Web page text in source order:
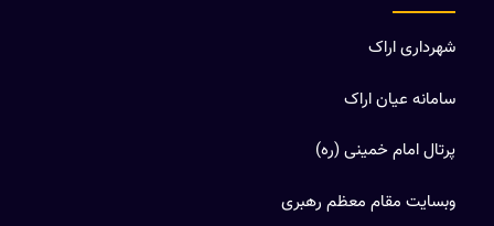
شهرداری اراک
سامانه عیان اراک
پرتال امام خمینی (ره)
وبسایت مقام معظم رهبری